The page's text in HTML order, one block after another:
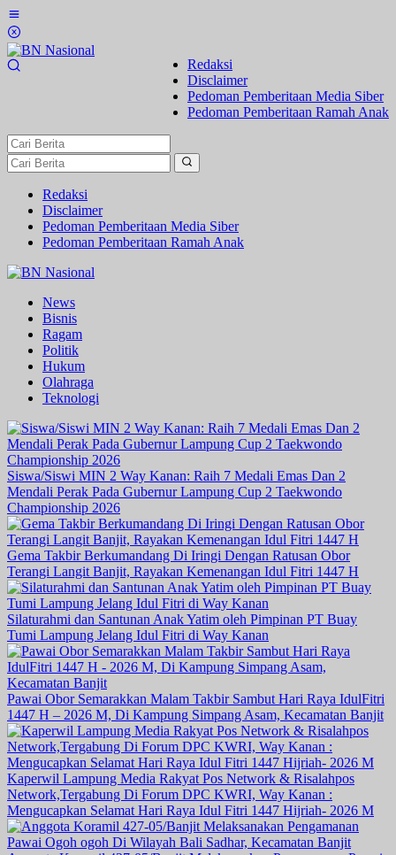
Lewati
ke
konten
Redaksi
Disclaimer
Pedoman Pemberitaan Media Siber
Pedoman Pemberitaan Ramah Anak
Redaksi
Disclaimer
Pedoman Pemberitaan Media Siber
Pedoman Pemberitaan Ramah Anak
News
Bisnis
Ragam
Politik
Hukum
Olahraga
Teknologi
Siswa/Siswi MIN 2 Way Kanan: Raih 7 Medali Emas Dan 2
Mendali Perak Pada Gubernur Lampung Cup 2 Taekwondo
Championship 2026
Gema Takbir Berkumandang Di Iringi Dengan Ratusan Obor
Terangi Langit Banjit, Rayakan Kemenangan Idul Fitri 1447 H
Silaturahmi dan Santunan Anak Yatim oleh Pimpinan PT Buay
Tumi Lampung Jelang Idul Fitri di Way Kanan
Pawai Obor Semarakkan Malam Takbir Sambut Hari Raya IdulFitri
1447 H – 2026 M, Di Kampung Simpang Asam, Kecamatan Banjit
Kaperwil Lampung Media Rakyat Pos Network & Risalahpos
Network,Tergabung Di Forum DPC KWRI, Way Kanan :
Mengucapkan Selamat Hari Raya Idul Fitri 1447 Hijriah- 2026 M